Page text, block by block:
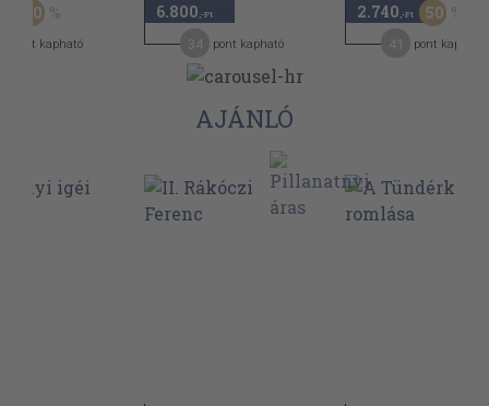
50
pont kapható
6.800 ,-Ft
pont kapható
2.740 ,-Ft 50
pont kapható
AJÁNLÓ